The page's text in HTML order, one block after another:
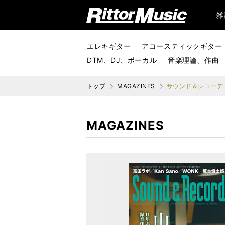
リットーミュージック (Rittor Music)
エレキギター
アコースティックギター
DTM、DJ、ボーカル
音楽理論、作曲
トップ MAGAZINES サウンド＆レコー
MAGAZINES